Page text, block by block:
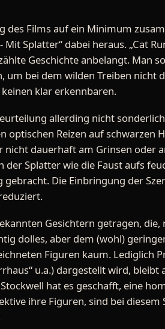
des Films auf ein Minimum
Splatter“ dabei heraus. „Cat
Geschichte anbelangt. Man
bei dem wilden Treiben nicht
klar erkennbaren.
allerding nicht
Reizen auf schwarzen
dauerhaft am Grinsen oder
der Splatter wie die Faust aufs
Die Einbringung der
Gesichtern getragen,
dolles, aber dem (wohl)
Figuren kaum. Lediglich
u.a.) dargestellt wird,
hat es geschafft, eine
ihre Figuren, sind bei